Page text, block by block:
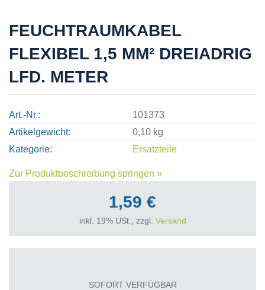
FEUCHTRAUMKABEL
FLEXIBEL 1,5 MM² DREIADRIG
LFD. METER
Art.-Nr.
101373
Artikelgewicht
0,10 kg
Kategorie
Ersatzteile
Zur Produktbeschreibung springen »
1,59 €
inkl. 19% USt., zzgl. Versand
SOFORT VERFÜGBAR